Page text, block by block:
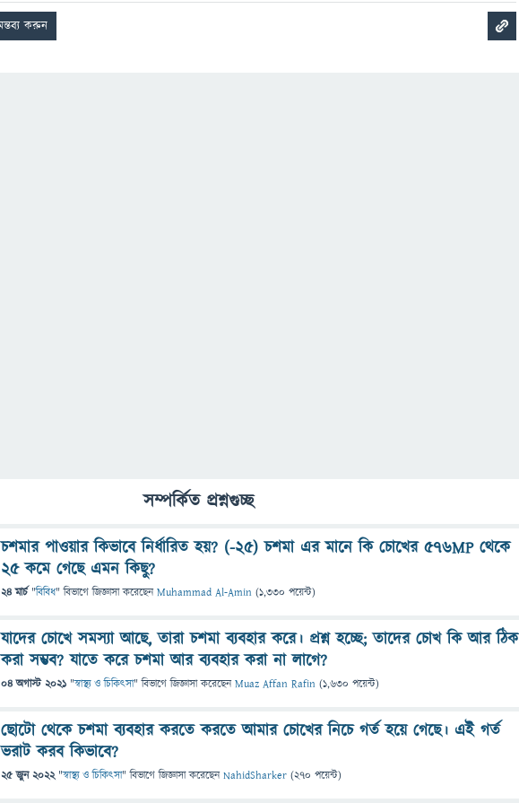
সম্পর্কিত প্রশ্নগুচ্ছ
চশমার পাওয়ার কিভাবে নির্ধারিত হয়? (-২৫) চশমা এর মানে কি চোখের ৫৭৬MP থেকে
২৫ কমে গেছে এমন কিছু?
24 মার্চ "বিবিধ" বিভাগে জিজ্ঞাসাকরেছেনMuhammad Al-Amin (1,330 পয়েন্ট)
যাদের চোখে সমস্যা আছে, তারা চশমা ব্যবহার করে। প্রশ্ন হচ্ছে; তাদের চোখ কি আর ঠিক
করা সম্ভব? যাতে করে চশমা আর ব্যবহার করা না লাগে?
04 অগাস্ট 2021 "স্বাস্থ্য ও চিকিৎসা" বিভাগে জিজ্ঞাসাকরেছেনMuaz Affan Rafin (1,630 পয়েন্ট)
ছোটো থেকে চশমা ব্যবহার করতে করতে আমার চোখের নিচে গর্ত হয়ে গেছে। এই গর্ত
ভরাট করব কিভাবে?
25 জুন 2022 "স্বাস্থ্য ও চিকিৎসা" বিভাগে জিজ্ঞাসাকরেছেনNahidSharker (270 পয়েন্ট)